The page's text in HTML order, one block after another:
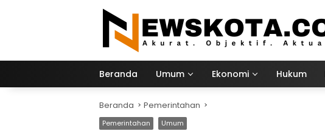
Beranda Umum Ekonomi Hukum
Beranda Pemerintahan
Pemerintahan Umum